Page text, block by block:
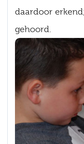
daardoor
gehoord.